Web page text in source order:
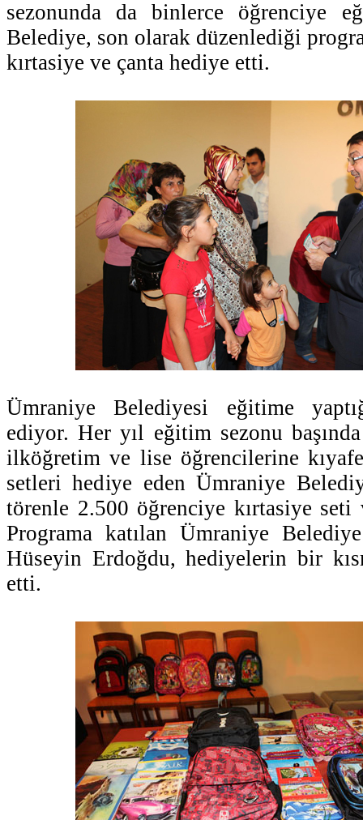
sezonunda da binlerce öğrenciye
Belediye, son olarak düzenlediği
kırtasiye ve çanta hediye etti.
Ümraniye Belediyesi eğitime
ediyor. Her yıl eğitim sezonu
ilköğretim ve lise öğrencilerine
setleri hediye eden Ümraniye
törenle 2.500 öğrenciye kırtasiye
Programa katılan Ümraniye Belediye
Hüseyin Erdoğdu, hediyelerin bir
etti.